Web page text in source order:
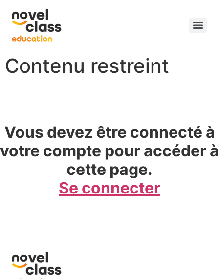
Contenu restreint
Vous devez être connecté à
votre compte pour accéder à
cette page.
Se connecter